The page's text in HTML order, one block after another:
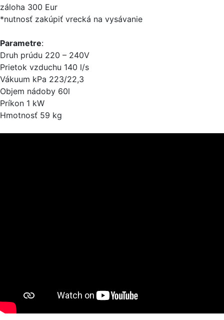
záloha 300 Eur
*nutnosť zakúpiť vrecká na vysávanie
Parametre:
Druh prúdu 220 – 240V
Prietok vzduchu 140 l/s
Vákuum kPa 223/22,3
Objem nádoby 60l
Príkon 1 kW
Hmotnosť 59 kg